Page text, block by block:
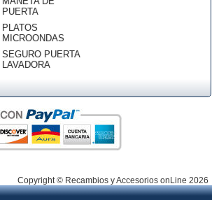
PUERTA
PLATOS
MICROONDAS
SEGURO PUERTA
LAVADORA
Copyright © Recambios y Accesorios onLine 2026